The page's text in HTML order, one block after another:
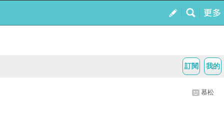
我的
訂閱
慕松